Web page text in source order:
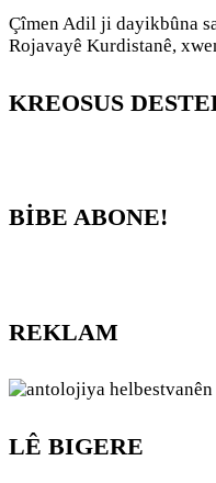
Çîmen Adil ji dayikbûna
Rojavayê Kurdistanê,
KREOSUS
BİBE ABONE!
REKLAM
LÊ BIGERE